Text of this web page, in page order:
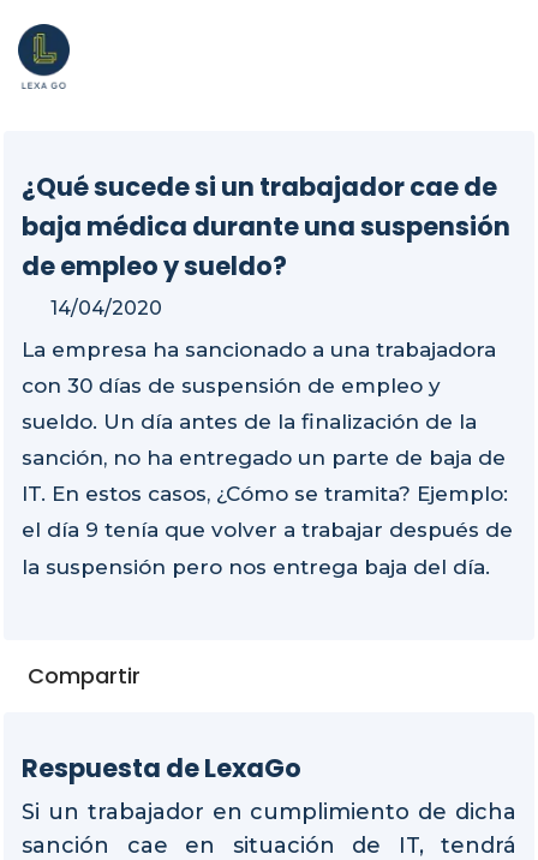
¿Qué sucede si un trabajador cae de
baja médica durante una suspensión
de empleo y sueldo?
14/04/2020
La empresa ha sancionado a una trabajadora
con 30 días de suspensión de empleo y
sueldo. Un día antes de la finalización de la
sanción, no ha entregado un parte de baja de
IT. En estos casos, ¿Cómo se tramita? Ejemplo:
el día 9 tenía que volver a trabajar después de
la suspensión pero nos entrega baja del día.
Compartir
Respuesta de LexaGo
Si un trabajador en cumplimiento de dicha
sanción cae en situación de IT, tendrá